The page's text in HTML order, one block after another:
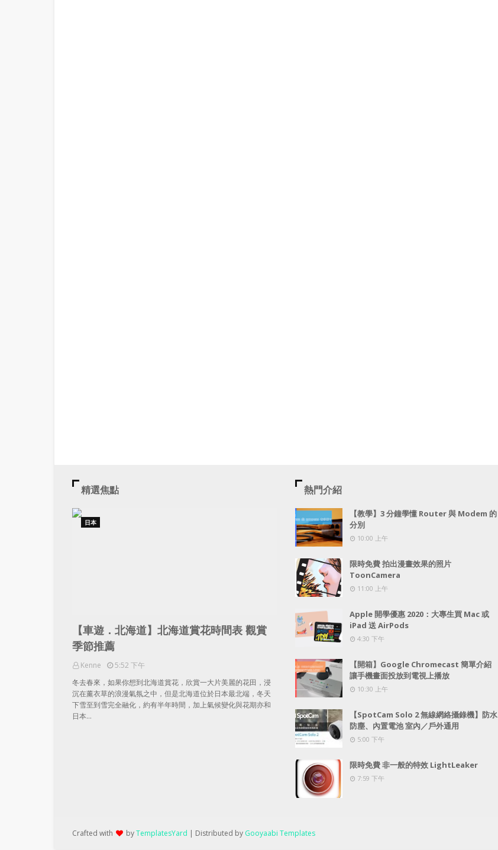
精選焦點
日本
【車遊．北海道】北海道賞花時間表 觀賞
季節推薦
Kenne
5:52 下午
冬去春來，如果你想到北海道賞花，欣賞一大片美麗的花田，浸
沉在薰衣草的浪漫氣氛之中，但是北海道位於日本最北端，冬天
下雪至到雪完全融化，約有半年時間，加上氣候變化與花期亦和
日本…
熱門介紹
【教學】3 分鐘學懂 Router 與 Modem 的
分別
10:00 上午
限時免費 拍出漫畫效果的照片
ToonCamera
11:00 上午
Apple 開學優惠 2020：大專生買 Mac 或
iPad 送 AirPods
4:30 下午
【開箱】Google Chromecast 簡單介紹
讓手機畫面投放到電視上播放
10:30 上午
【SpotCam Solo 2 無線網絡攝錄機】防水
防塵、內置電池 室內／戶外通用
5:00 下午
限時免費 非一般的特效 LightLeaker
7:59 下午
Crafted with byTemplatesYard | Distributed by Gooyaabi Templates